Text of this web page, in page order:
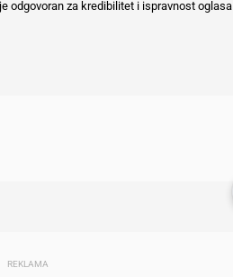
odgovoran za kredibilitet i ispravnost oglasa
REKLAMA